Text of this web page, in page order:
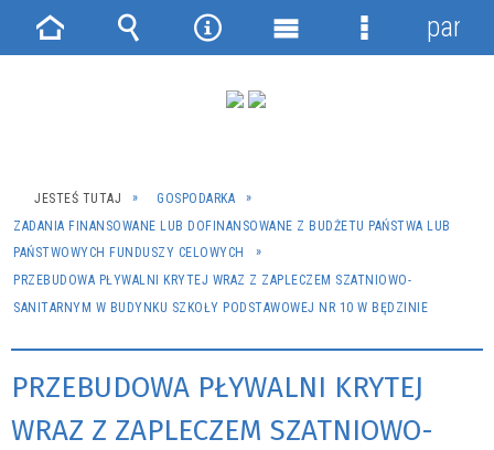
JESTEŚ TUTAJ
GOSPODARKA
ZADANIA FINANSOWANE LUB DOFINANSOWANE Z BUDŻETU PAŃSTWA LUB
PAŃSTWOWYCH FUNDUSZY CELOWYCH
PRZEBUDOWA PŁYWALNI KRYTEJ WRAZ Z ZAPLECZEM SZATNIOWO-
SANITARNYM W BUDYNKU SZKOŁY PODSTAWOWEJ NR 10 W BĘDZINIE
PRZEBUDOWA PŁYWALNI KRYTEJ
WRAZ Z ZAPLECZEM SZATNIOWO-
Strona Wyszukiwarka
NarzędziaMenu
Menu
panel